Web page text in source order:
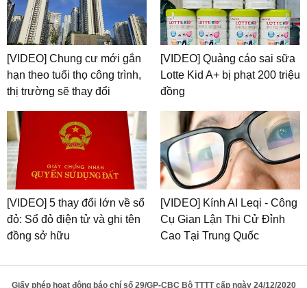
[VIDEO] Chung cư mới gắn
hạn theo tuổi thọ công trình,
thị trường sẽ thay đổi
[VIDEO] Quảng cáo sai sữa
Lotte Kid A+ bị phạt 200 triệu
đồng
[VIDEO] 5 thay đổi lớn về sổ
đỏ: Sổ đỏ điện tử và ghi tên
đồng sở hữu
[VIDEO] Kính AI Leqi - Công
Cụ Gian Lận Thi Cử Đỉnh
Cao Tại Trung Quốc
Giấy phép hoạt động báo chí số 29/GP-CBC Bộ TTTT cấp ngày 24/12/2020